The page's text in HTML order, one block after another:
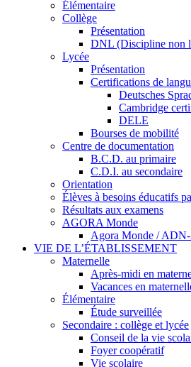
Élémentaire
Collège
Présentation
DNL (Discipline non
Lycée
Présentation
Certifications de
Deutsches
Cambridge
DELE
Bourses de mobilité
Centre de documentation
B.C.D. au primaire
C.D.I. au secondaire
Orientation
Élèves à besoins éducatifs
Résultats aux examens
AGORA Monde
Agora Monde /
VIE DE L’ÉTABLISSEMENT
Maternelle
Après-midi en
Vacances en
Élémentaire
Étude surveillée
Secondaire : collège et lycée
Conseil de la vie
Foyer coopératif
Vie scolaire